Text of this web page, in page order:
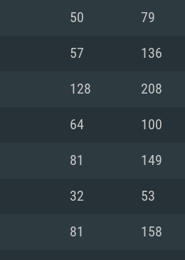
MAC
원하는 AMD
(Intel Xeon 은 지
, 최신 그래픽 드라
50 79
57 136
128 208
64 100
81 149
32 53
81 158